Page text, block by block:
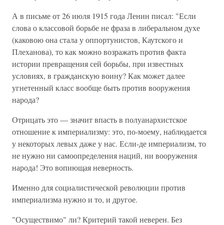
А в письме от 26 июля 1915 года Ленин писал: "Если
слова о классовой борьбе не фраза в либеральном духе
(каковою она стала у оппортунистов, Каутского и
Плеханова), то как можно возражать против факта
истории превращения сей борьбы, при известных
условиях, в гражданскую воину? Как может далее
угнетенный класс вообще быть против вооружения
народа?
Отрицать это — значит впасть в полуанархистское
отношение к империализму: это, по-моему, наблюдается
у некоторых левых даже у нас. Если-де империализм, то
не нужно ни самоопределения наций, ни вооружения
народа! Это вопиющая неверность.
Именно для социалистической революции против
империализма нужно и то, и другое.
"Осуществимо" ли? Критерий такой неверен. Без